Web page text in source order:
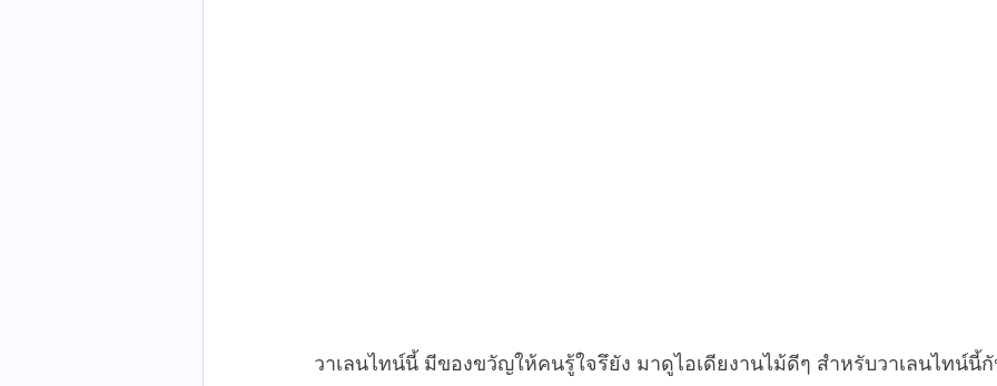
วาเลนไทน์นี้ มีของขวัญให้คนรู้ใจรึยัง มาดูไอเดียงานไม้ดีๆ สำหรับวาเลนไทน์นี้